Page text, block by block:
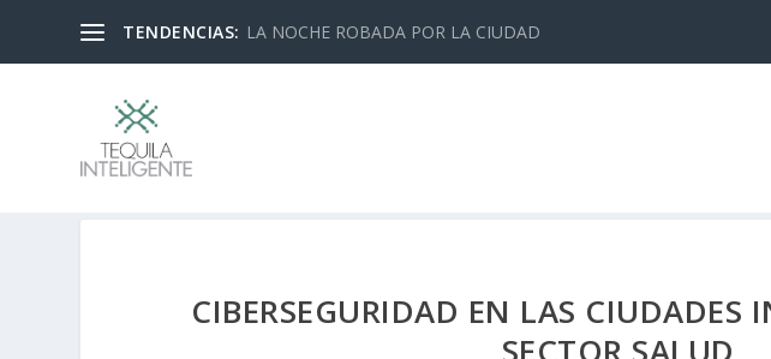
TENDENCIAS: LA NOCHE ROBADA POR LA CIUDAD
CIBERSEGURIDAD EN LAS CIUDADES
SECTOR SALUD